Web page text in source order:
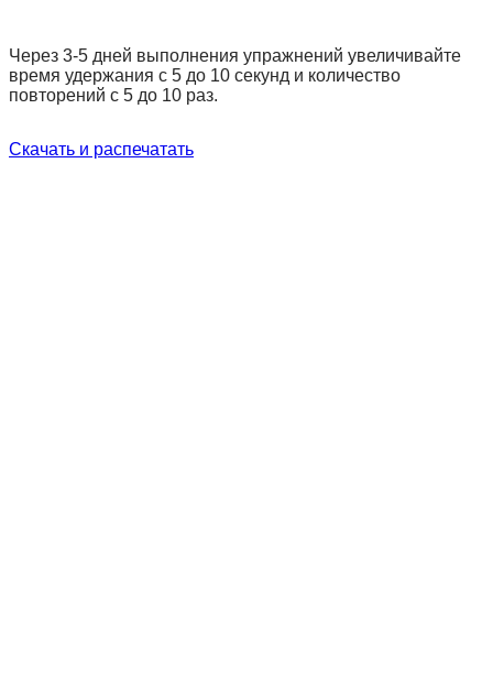
Через 3-5 дней выполнения упражнений увеличивайте
время удержания с 5 до 10 секунд и количество
повторений с 5 до 10 раз.
Скачать и распечатать